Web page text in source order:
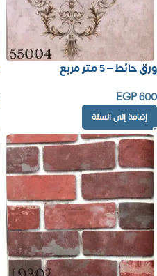
ورق حائط – 5 متر مربع
EGP600
إضافة إلى السلة